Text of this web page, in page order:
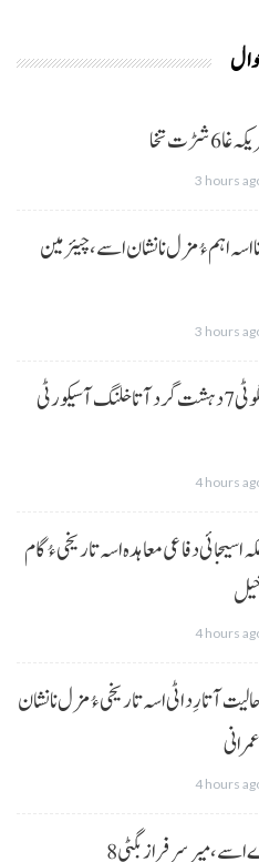
تخا
3 hours
اسہ اہم ءُ مزل نا نشان اسے، چیئرمین
3 hours
وزیراعلیٰ بلوچستان میر سرفراز بگٹی نا ہنگو ٹی 7 دہشت گرد آتا خلنگ آ سیکورٹی
4 hours
دفاعی معاہدہ اسہ تاریخی ءُ گام
4 hours
آتا رِد اٹی اسہ تاریخی ءُ مزل نا نشان
4 hours
اسے، میرسرفراز بگٹی